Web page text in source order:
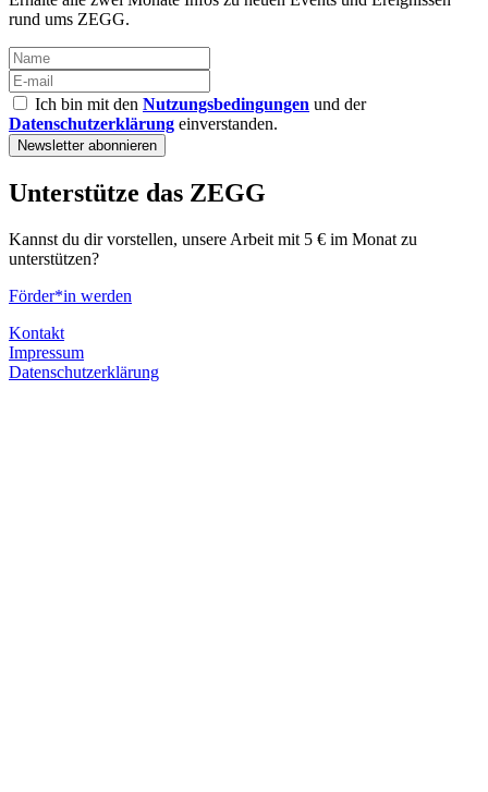
rund ums ZEGG.
Ich bin mit den Nutzungsbedingungen und der
Datenschutzerklärung einverstanden.
Unterstütze das ZEGG
Kannst du dir vorstellen, unsere Arbeit mit 5 € im Monat zu
unterstützen?
Förder*in werden
Kontakt
Impressum
Datenschutzerklärung